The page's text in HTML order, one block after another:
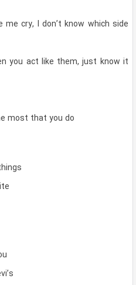
cry, I don’t know which side
you act like them, just know it
most that you do